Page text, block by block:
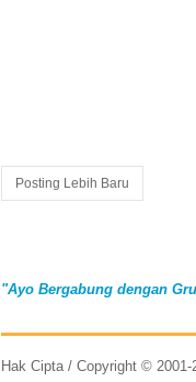
Posting Lebih Baru
"Ayo Bergabung dengan
Hak Cipta / Copyright © 2001-